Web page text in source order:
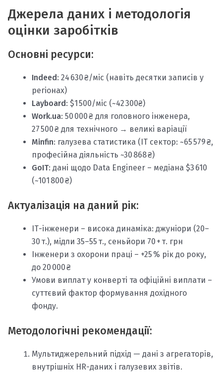
Джерела даних і методологія
оцінки заробітків
Основні ресурси:
Indeed: 24 630 ₴/міс (навіть десятки записів у
регіонах)
Layboard: $1 500/міс (~42 300₴)
Work.ua: 50 000 ₴ для головного інженера,
27 500 ₴ для технічного → великі варіації
Minfin: галузева статистика (ІТ сектор: ~65 579 ₴,
професійна діяльність ~30 868 ₴)
GoIT: дані щодо Data Engineer – медіана $3 610
(~101 800 ₴)
Актуалізація на даний рік:
ІТ-інженери – висока динаміка: джуніори (20–
30 т.), мідли 35–55 т., сеньйори 70 + т. грн
Інженери з охорони праці – +25 % рік до року,
до 20 000 ₴
Умови виплат у конверті та офіційні виплати –
суттєвий фактор формування дохідного
фонду.
Методологічні рекомендації:
Мультиджерельний підхід — дані з агрегаторів,
внутрішніх HR-даних і галузевих звітів.